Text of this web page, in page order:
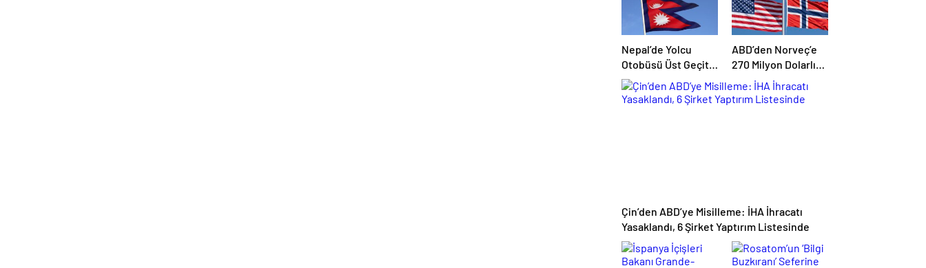
Nepal’de Yolcu
Otobüsü Üst Geçit
Duvarına Çarptı: 1
Ölü, 19 Yaralı
ABD’den Norveç’e
270 Milyon Dolarlık
Topçu Mermisi
Satışına Onay
Çin’den ABD’ye Misilleme: İHA İhracatı
Yasaklandı, 6 Şirket Yaptırım Listesinde